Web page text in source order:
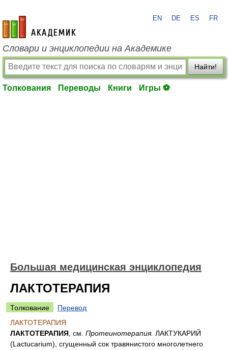
academic.ru
EN DE ES FR
Словари и энциклопедии на Академике
Найти!
Толкования Переводы Книги Игры ⚽
Большая медицинская энциклопедия
ЛАКТОТЕРАПИЯ
Толкование
Перевод
ЛАКТОТЕРАПИЯ
ЛАКТОТЕРАПИЯ , см. Протеинотерапия. ЛАКТУКАРИЙ
(Lactucarium), сгущенный сок травянистого многолетнего